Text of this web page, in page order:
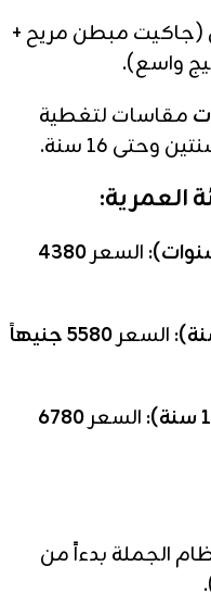
(جاكيت مبطن مريح +
واسع).
مقاسات لتغطية
16 سنة.
العمرية:
السعر4380
السعر5580 جنيهاً
السعر6780
الجملة بدءاً من